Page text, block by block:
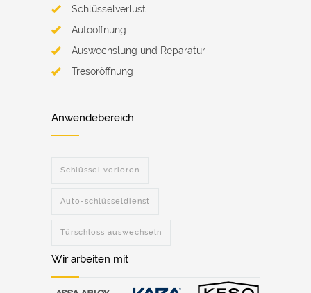
Schlüsselverlust
Autoöffnung
Auswechslung und Reparatur
Tresoröffnung
Anwendebereich
Schlüssel verloren
Auto-schlüsseldienst
Türschloss auswechseln
Wir arbeiten mit